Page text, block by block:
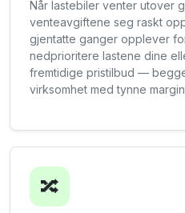
Når lastebiler venter utover
venteavgiftene seg raskt
gjentatte ganger opplever
nedprioritere lastene dine
fremtidige pristilbud —
virksomhet med tynne
🔀